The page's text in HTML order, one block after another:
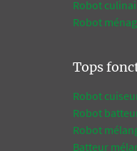
Robot
Robot
Tops
Robot
Robot
Robot
Batteur